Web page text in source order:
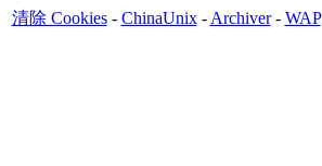
清除 Cookies- ChinaUnix- Archiver- WAP